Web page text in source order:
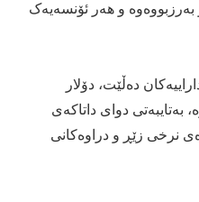
و هەر ئۆنسەیەک
دەڵێت، دۆلار
بەتایبەتی دوای داتاکەی
نرخی زێڕ و دراوەکانی